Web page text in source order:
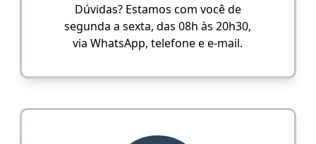
Dúvidas? Estamos com você de
segunda a sexta, das 08h às 20h30,
via WhatsApp, telefone e e-mail.